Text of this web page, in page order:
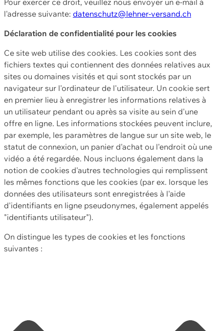
l'adresse suivante: datenschutz@lehner-versand.ch
Déclaration de confidentialité pour les cookies
Ce site web utilise des cookies. Les cookies sont des
fichiers textes qui contiennent des données relatives aux
sites ou domaines visités et qui sont stockés par un
navigateur sur l'ordinateur de l'utilisateur. Un cookie sert
en premier lieu à enregistrer les informations relatives à
un utilisateur pendant ou après sa visite au sein d'une
offre en ligne. Les informations stockées peuvent inclure,
par exemple, les paramètres de langue sur un site web, le
statut de connexion, un panier d'achat ou l'endroit où une
vidéo a été regardée. Nous incluons également dans la
notion de cookies d'autres technologies qui remplissent
les mêmes fonctions que les cookies (par ex. lorsque les
données des utilisateurs sont enregistrées à l'aide
d'identifiants en ligne pseudonymes, également appelés
"identifiants utilisateur").
On distingue les types de cookies et les fonctions
suivantes :